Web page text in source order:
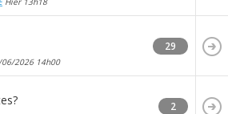
2026 14h00
29
2